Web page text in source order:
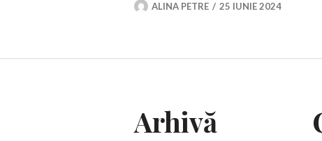
ALINA PETRE 25 IUNIE 2024
Arhivă